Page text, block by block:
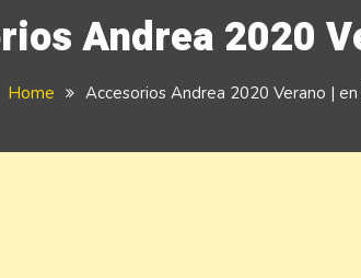
Andrea 2020
Home Accesorios Andrea 2020 Verano | en